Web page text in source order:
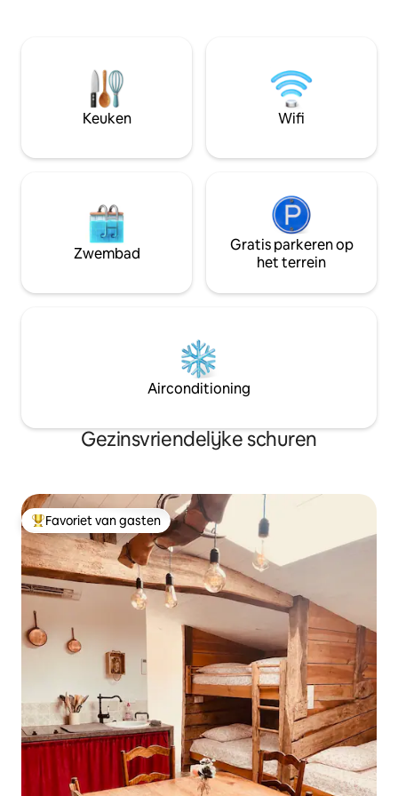
voor 8 personen. Buiten kunt u genieten
van twee terrassen op het zuidwesten,
een jeu-de-boulesbaan en een tuin van
groene ruimte
van het huisje en
Keuken Wifi
Zwembad
Gratis parkeren op
het terrein
Airconditioning
Gezinsvriendelijke schuren
Topfavoriet van gasten
Favoriet van gasten